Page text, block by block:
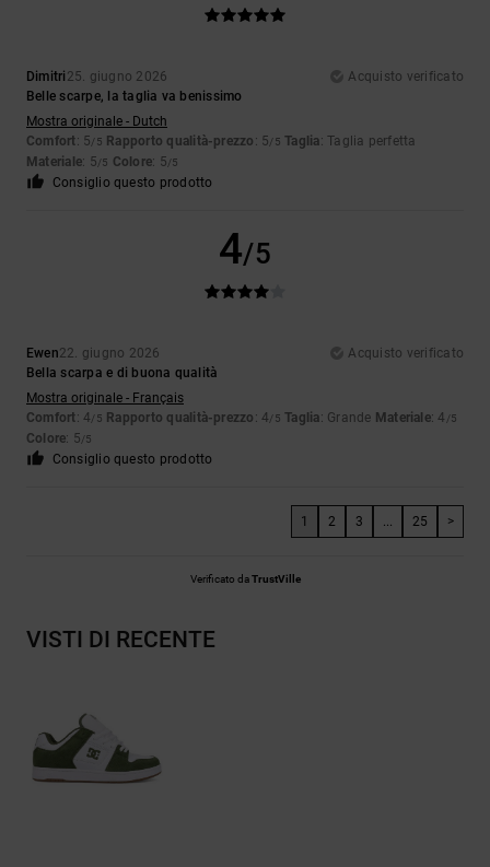
Dimitri 25. giugno 2026
Acquisto verificato
Belle scarpe, la taglia va benissimo
Mostra originale - Dutch
Comfort: 5/5 Rapporto qualità-prezzo : 5/5 Taglia: Taglia perfetta
Materiale: 5/5 Colore: 5/5
Consiglio questo prodotto
4/5
Ewen22. giugno 2026
Acquisto verificato
Bella scarpa e di buona qualità
Mostra originale - Français
Comfort: 4/5 Rapporto qualità-prezzo : 4/5 Taglia: Grande Materiale: 4 /5
Colore: 5/5
Consiglio questo prodotto
1 2 3 ... 25 >
Verificato daTrustVille
VISTI DI RECENTE